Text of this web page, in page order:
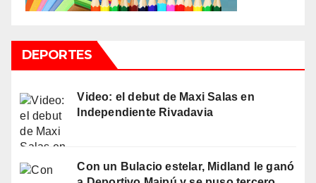
DEPORTES
Video: el debut de Maxi Salas en
Independiente Rivadavia
Con un Bulacio estelar, Midland le ganó